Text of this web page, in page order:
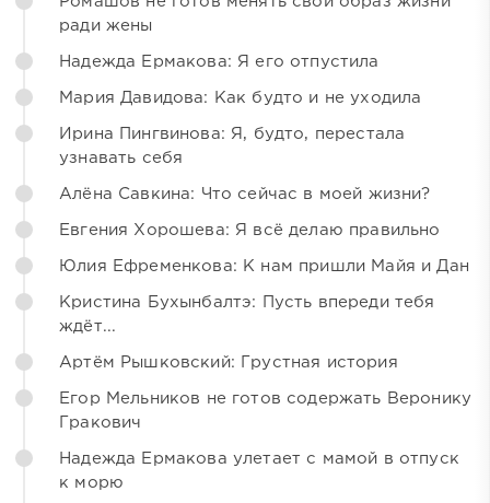
ради жены
Надежда Ермакова: Я его отпустила
Мария Давидова: Как будто и не уходила
Ирина Пингвинова: Я, будто, перестала
узнавать себя
Алёна Савкина: Что сейчас в моей жизни?
Евгения Хорошева: Я всё делаю правильно
Юлия Ефременкова: К нам пришли Майя и Дан
Кристина Бухынбалтэ: Пусть впереди тебя
ждёт...
Артём Рышковский: Грустная история
Егор Мельников не готов содержать Веронику
Гракович
Надежда Ермакова улетает с мамой в отпуск
к морю